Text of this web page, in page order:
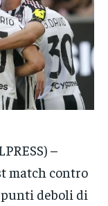
–
match contro
deboli di